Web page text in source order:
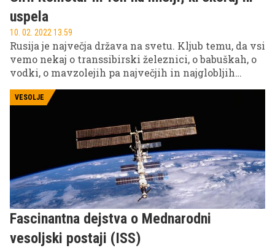
uspela
10. 02. 2022 13.59
Rusija je največja država na svetu. Kljub temu, da vsi
vemo nekaj o transsibirski železnici, o babuškah, o
vodki, o mavzolejih pa največjih in najglobljih
jezerih ter neizprosno nizkih temperaturah, si
redko kdo predstavlja, kaj pomeni Rusijo
prepotovati. Še manj pa - kako Rusijo prepotovati v
avtomobilu in to pozimi
VESOLJE
Fascinantna dejstva o Mednarodni
vesoljski postaji (ISS)